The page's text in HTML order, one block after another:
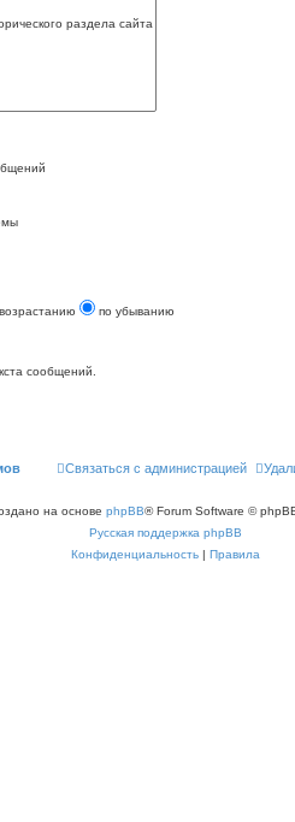
по убыванию
сообщений.
Связаться с администрацией
на основе phpBB® Forum Software ©
Русская поддержка phpBB
Конфиденциальность | Правила